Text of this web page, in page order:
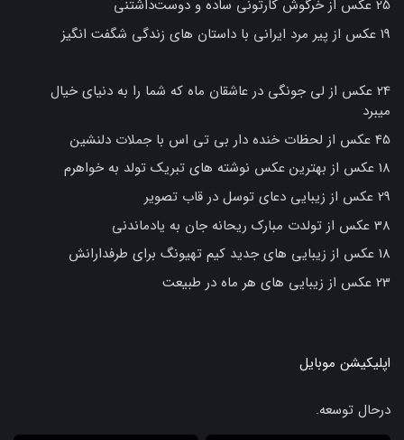
25 عکس از خرگوش کارتونی ساده و دوست‌داشتنی
19 عکس از پیر مرد ایرانی با داستان های زندگی شگفت انگیز
24 عکس از لی جونگی در عاشقان ماه که شما را به دنیای خیال
میبرد
45 عکس از لحظات خنده دار بی تی اس با جملات دلنشین
18 عکس از بهترین عکس نوشته های تبریک تولد به خواهرم
29 عکس از زیبایی دعای توسل در قاب تصویر
38 عکس از تولدت مبارک ریحانه جان به یادماندنی
18 عکس از زیبایی های جدید کیم تهیونگ برای طرفدارانش
23 عکس از زیبایی های هر ماه در طبیعت
اپلیکیشن موبایل
درحال توسعه.